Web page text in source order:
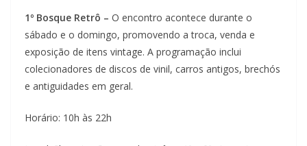
1º Bosque Retrô – O encontro acontece durante o
sábado e o domingo, promovendo a troca, venda e
exposição de itens vintage. A programação inclui
colecionadores de discos de vinil, carros antigos, brechós
e antiguidades em geral.
Horário: 10h às 22h